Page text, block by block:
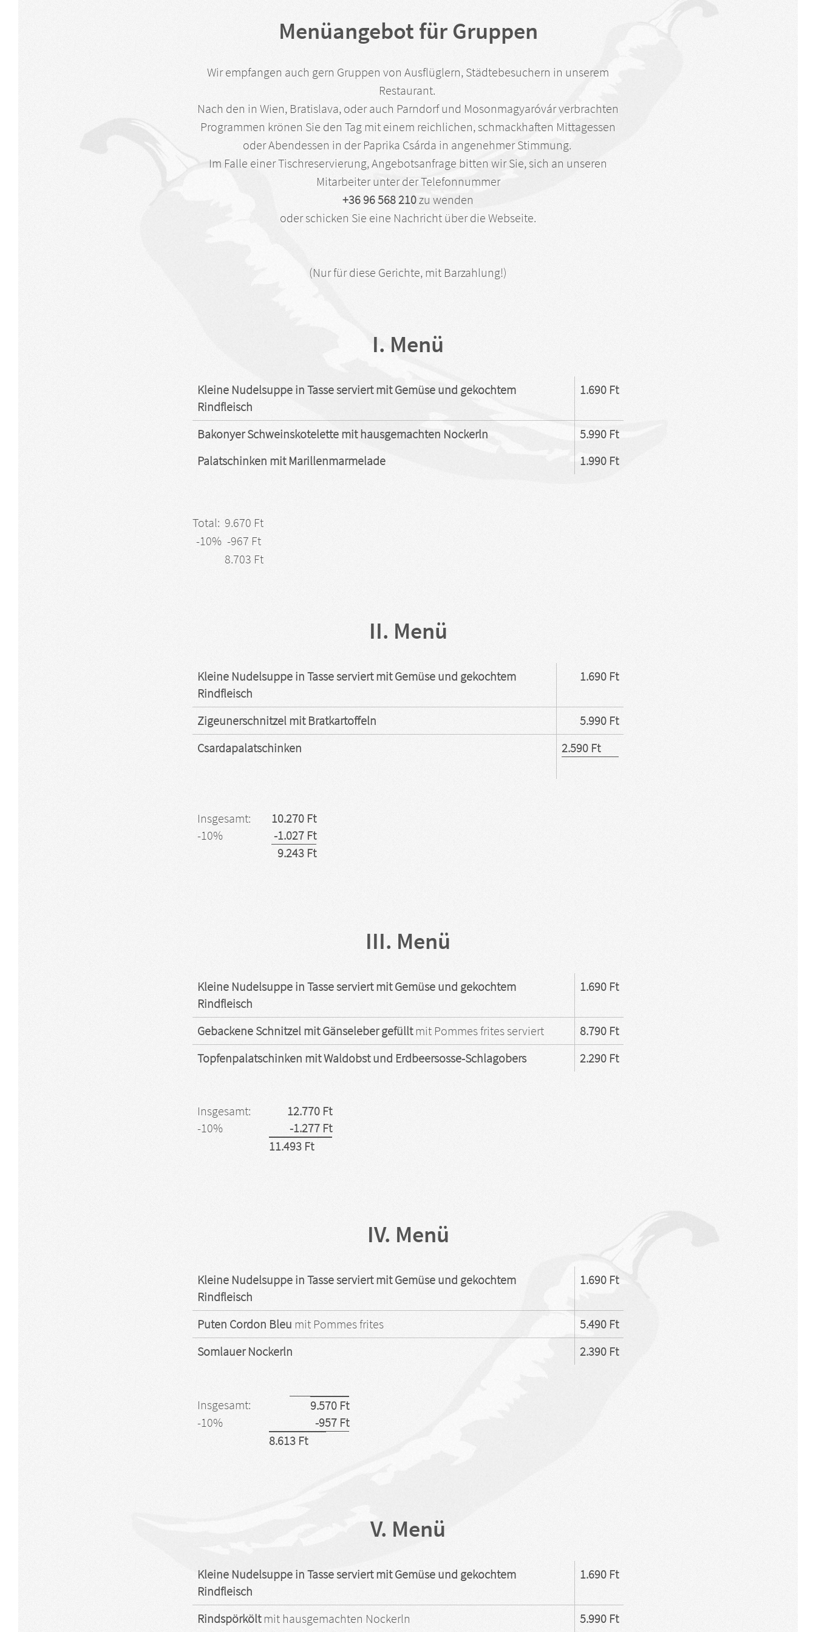
Menüangebot für Gruppen
Wir empfangen auch gern Gruppen von Ausflüglern, Städtebesuchern in unserem
Restaurant.
Nach den in Wien, Bratislava, oder auch Parndorf und Mosonmagyaróvár verbrachten
Programmen krönen Sie den Tag mit einem reichlichen, schmackhaften Mittagessen
oder Abendessen in der Paprika Csárda in angenehmer Stimmung.
Im Falle einer Tischreservierung, Angebotsanfrage bitten wir Sie, sich an unseren
Mitarbeiter unter der Telefonnummer
+36 96 568 210zu wenden
oder schicken Sie eine Nachricht über die Webseite.
(Nur für diese Gerichte, mit Barzahlung!)
I. Menü
Kleine Nudelsuppe in Tasse serviert mit Gemüse und gekochtem
Rindfleisch
1.690 Ft
Bakonyer Schweinskotelette mit hausgemachten Nockerln
5.990 Ft
Palatschinken mit Marillenmarmelade
1.990 Ft
Total: 9.670 Ft
-10% -967 Ft
8.703 Ft
II. Menü
Kleine Nudelsuppe in Tasse serviert mit Gemüse und gekochtem
Rindfleisch
1.690 Ft
Zigeunerschnitzel mit Bratkartoffeln
5.990 Ft
Csardapalatschinken
2.590 Ft
Insgesamt:
10.270 Ft
-10%
-1.027 Ft
9.243 Ft
III. Menü
Kleine Nudelsuppe in Tasse serviert mit Gemüse und gekochtem
Rindfleisch
1.690 Ft
Gebackene Schnitzel mit Gänseleber gefülltmit Pommes frites serviert
8.790 Ft
Topfenpalatschinken mit Waldobst und Erdbeersosse-Schlagobers
2.290 Ft
Insgesamt:
12.770 Ft
-10%
-1.277 Ft
11.493 Ft
IV. Menü
Kleine Nudelsuppe in Tasse serviert mit Gemüse und gekochtem
Rindfleisch
1.690 Ft
Puten Cordon Bleu mit Pommes frites
5.490 Ft
Somlauer Nockerln
2.390 Ft
Insgesamt:
9.570 Ft
-10%
-957 Ft
8.613 Ft
V. Menü
Kleine Nudelsuppe in Tasse serviert mit Gemüse und gekochtem
Rindfleisch
1.690 Ft
Rindspörköltmit hausgemachten Nockerln 5.990 Ft